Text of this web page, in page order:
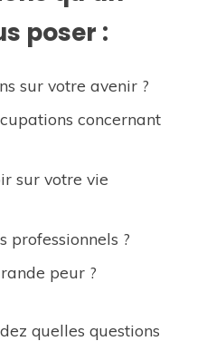
poser :
sur votre avenir ?
concernant
sur votre vie
professionnels ?
peur ?
quelles questions